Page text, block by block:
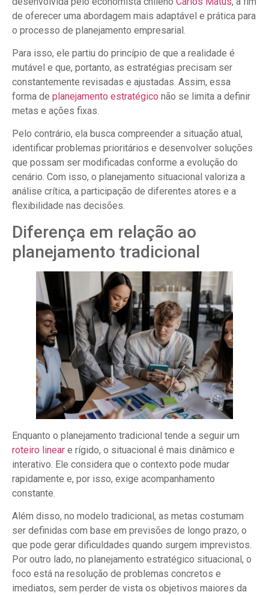
de oferecer uma abordagem mais adaptável e prática para
o processo de planejamento empresarial.
Para isso, ele partiu do princípio de que a realidade é
mutável e que, portanto, as estratégias precisam ser
constantemente revisadas e ajustadas. Assim, essa
forma de planejamento estratégico não se limita a definir
metas e ações fixas.
Pelo contrário, ela busca compreender a situação atual,
identificar problemas prioritários e desenvolver soluções
que possam ser modificadas conforme a evolução do
cenário. Com isso, o planejamento situacional valoriza a
análise crítica, a participação de diferentes atores e a
flexibilidade nas decisões.
Diferença em relação ao
planejamento tradicional
Enquanto o planejamento tradicional tende a seguir um
roteiro linear e rígido, o situacional é mais dinâmico e
interativo. Ele considera que o contexto pode mudar
rapidamente e, por isso, exige acompanhamento
constante.
Além disso, no modelo tradicional, as metas costumam
ser definidas com base em previsões de longo prazo, o
que pode gerar dificuldades quando surgem imprevistos.
Por outro lado, no planejamento estratégico situacional, o
foco está na resolução de problemas concretos e
imediatos, sem perder de vista os objetivos maiores da